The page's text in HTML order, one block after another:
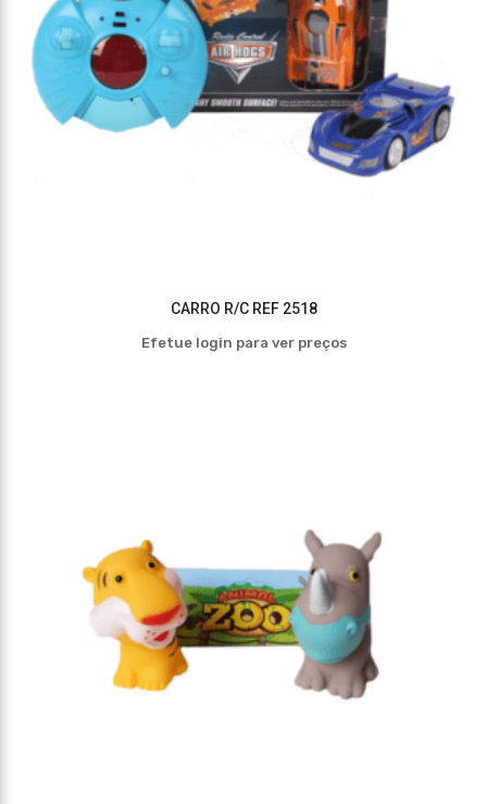
CARRO R/C REF 2518
Efetue login para ver preços